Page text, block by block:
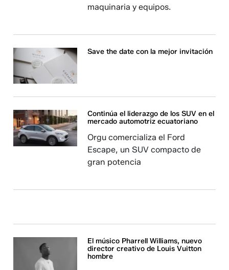
maquinaria y equipos.
Save the date con la mejor invitación
Continúa el liderazgo de los SUV en el
mercado automotriz ecuatoriano
Orgu comercializa el Ford
Escape, un SUV compacto de
gran potencia
El músico Pharrell Williams, nuevo
director creativo de Louis Vuitton
hombre